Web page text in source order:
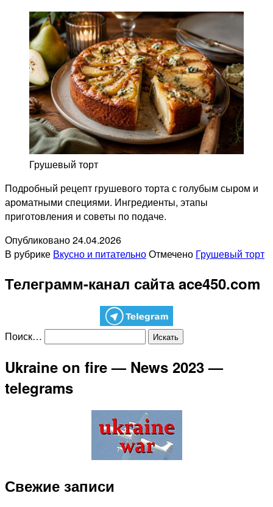
Грушевый торт
Подробный рецепт грушевого торта с голубым сыром и
ароматными специями. Ингредиенты, этапы
приготовления и советы по подаче.
Опубликовано24.04.2026
В рубрике Вкусно и питательноОтмечено Грушевый торт
Телеграмм-канал сайта ace450.com
Поиск…
Ukraine on fire — News 2023 —
telegrams
Свежие записи